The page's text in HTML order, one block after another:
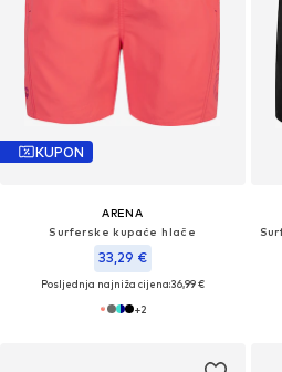
KUPON
ARENA
Surferske kupaće hlače
33,29 €
Posljednja najniža cijena:36,99 €
+2